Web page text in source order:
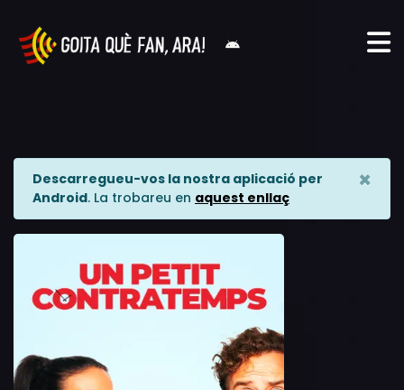
Descarregueu-vos la nostra aplicació per
Android. La trobareu en aquest enllaç
×